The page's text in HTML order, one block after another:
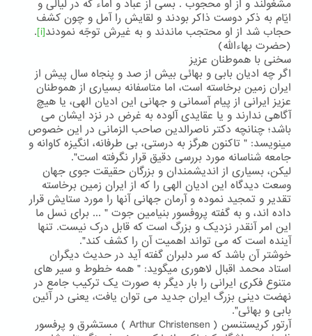
مشغولند و از او محجوب . بسی از عباد و اماء که در ليالی و
ايّام به ذکر دوست ذاکر بودند و لقايش را آمل و چون کشف
حجاب شد از او محتجب ماندند و به غيرش توجّه نمودند[i]
.
(حضرت بهاءالله)
سخنی با هموطنان عزیز
اگر چه ادیان بابی و بهائی بیش از صد و پنجاه سال پیش از
ایران زمین برخاسته است، اما متاسفانه بسیاری از هموطنان
عزیز ایرانی از پیام آسمانی و جهانی این ادیان الهی، یا هیچ
آگاهی ندارند و یا عقایدی آلوده به غرض در نزد ایشان می
باشد؛ چنانچه دکتر ناصرالدین صاحب الزمانی در این خصوص
مینویسد: " تاکنون هرگز به درستی، بی طرفانه، انگیزه کاوانه و
جامعه شناسانه مورد بررسی دقیق قرار نگرفته است".
لیکن، بسیاری از اندیشمندان و بزرگان حقیقت جوی جهان
وسعت دیدگاه این ادیان الهی را که از ایران زمین برخاسته
تقدیر و تمجید نموده و آرمان جهانی آنها را مورد ستایش قرار
داده اند، و به گفته پروفسور بنیامین جوت " ... برای نسل ما
این امر آنقدر نزدیک و بزرگ است که قابل درک نیست. تنها
آینده است که می تواند اهمیت آن را کشف کند".
خوشتر آن باشد که سر دلبران گفته آید در حدیث دیگران
استاد محمد اقبال لاهوری میگوید: " همه خطوط و سیر های
متنوع فکری ایرانی را بار دیگر به صورت یک ترکیب جامع در
نهضت دینی بزرگ ایران جدید می توان یافت، یعنی در آئین
بابی و بهائی".
آرتور کریستنسن ( Arthur Christensen ) مستشرق و پرفسور